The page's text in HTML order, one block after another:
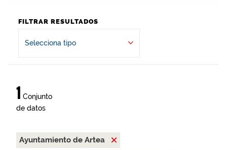
FILTRAR RESULTADOS
Selecciona tipo
1 Conjunto
de datos
Ayuntamiento de Artea